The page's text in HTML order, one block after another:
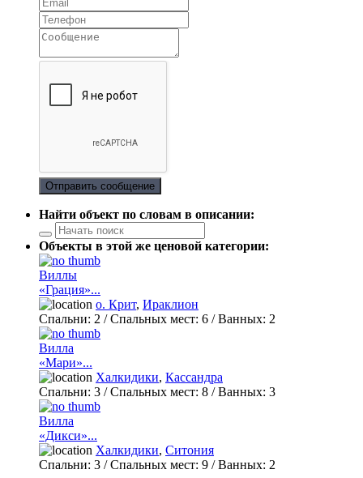
Отправить сообщение
Найти объект по словам в описании:
Объекты в этой же ценовой категории:
Виллы
«Грация»...
о. Крит, Ираклион
Спальни: 2 / Спальных мест: 6 /Ванных: 2
Вилла
«Мари»...
Халкидики, Кассандра
Спальни: 3 / Спальных мест: 8 /Ванных: 3
Вилла
«Дикси»...
Халкидики, Ситония
Спальни: 3 / Спальных мест: 9 /Ванных: 2